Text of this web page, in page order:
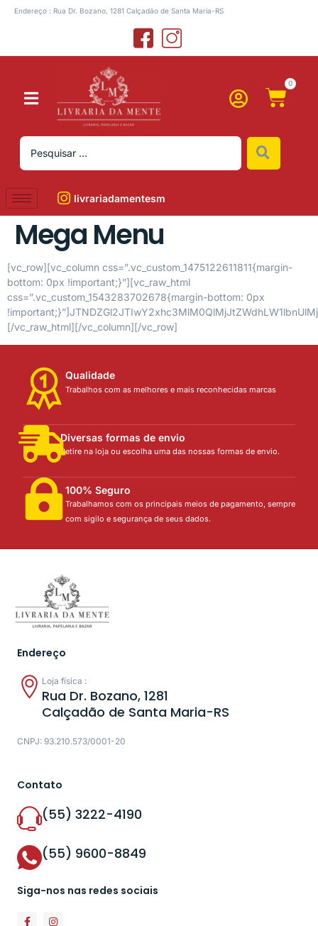
Endereço : Rua Dr. Bozano, 1281 Calçadão de Santa Maria-RS
0
livrariadamentesm
Mega Menu
[vc_row][vc_column css=”.vc_custom_1475122611811{margin-
bottom: 0px !important;}”][vc_raw_html
css=”.vc_custom_1543283702678{margin-bottom: 0px
[/vc_raw_html][/vc_column][/vc_row]
Qualidade
Trabalhos com as melhores e mais reconhecidas marcas
Diversas formas de envio
Retire na loja ou escolha uma das nossas formas de envio.
100% Seguro
Trabalhamos com os principais meios de pagamento, sempre
com sigilo e segurança de seus dados.
Endereço
Loja física :
Rua Dr. Bozano, 1281
Calçadão de Santa Maria-RS
CNPJ: 93.210.573/0001-20
Contato
(55) 3222-4190
(55) 9600-8849
Siga-nos nas redes sociais